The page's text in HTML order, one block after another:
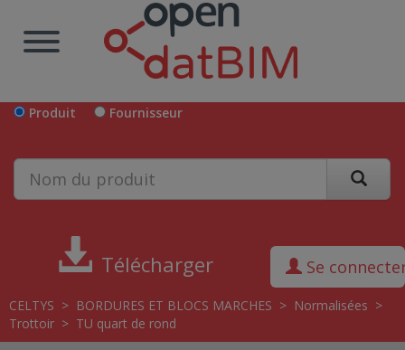
Produit Fournisseur
Télécharger Se
CELTYS > BORDURES ET BLOCS MARCHES > Normalisées >
Trottoir > TU quart de rond